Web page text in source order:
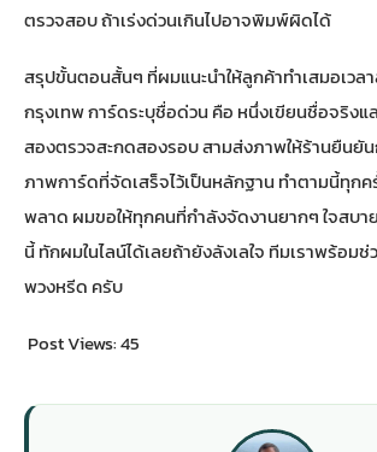
ตรวจสอบ ถ้าเร่งด่วนเกินไปอาจพิมพ์ผิดได้
สรุปขั้นตอนสั้นๆ ที่ผมแนะนำให้ลูกค้าทำเสมอเวล
กรุงเทพ การ์ดระบุชื่อด่วนคือ หนึ่งเขียนชื่อจริงแ
สองตรวจสะกดสองรอบ สามส่งภาพให้ร้านยืนยั
ภาพการ์ดที่จัดเสร็จไว้เป็นหลักฐาน ทำตามนี้ทุก
พลาด ผมขอให้ทุกคนที่กำลังจัดงานยากๆ ใจสบา
นี้ ทักผมในไลน์ได้เลยถ้ายังลังเลใจ ทีมเราพร้อมช่
พวงหรีด ครับ
Post Views:45